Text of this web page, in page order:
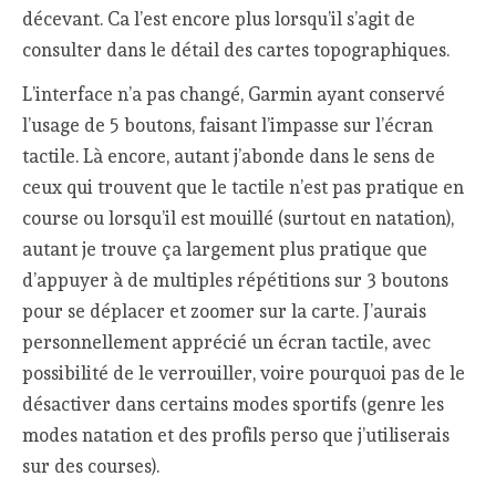
décevant. Ca l’est encore plus lorsqu’il s’agit de
consulter dans le détail des cartes topographiques.
L’interface n’a pas changé, Garmin ayant conservé
l’usage de 5 boutons, faisant l’impasse sur l’écran
tactile. Là encore, autant j’abonde dans le sens de
ceux qui trouvent que le tactile n’est pas pratique en
course ou lorsqu’il est mouillé (surtout en natation),
autant je trouve ça largement plus pratique que
d’appuyer à de multiples répétitions sur 3 boutons
pour se déplacer et zoomer sur la carte. J’aurais
personnellement apprécié un écran tactile, avec
possibilité de le verrouiller, voire pourquoi pas de le
désactiver dans certains modes sportifs (genre les
modes natation et des profils perso que j’utiliserais
sur des courses).